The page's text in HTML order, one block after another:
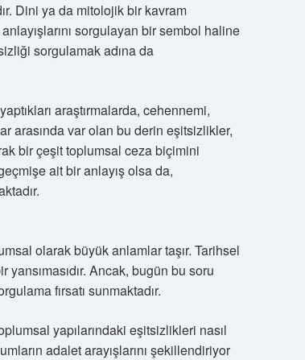
Dini ya da mitolojik bir kavram
sorgulayan bir sembol haline
sorgulamak adına da
araştırmalarda, cehennemi,
arasında var olan bu derin eşitsizlikler,
bir çeşit toplumsal ceza biçimini
ait bir anlayış olsa da,
olarak büyük anlamlar taşır. Tarihsel
Ancak, bugün bu soru
fırsatı sunmaktadır.
yapılarındaki eşitsizlikleri nasıl
adalet arayışlarını şekillendiriyor